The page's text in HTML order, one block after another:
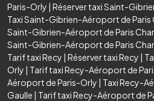
Paris-Orly | Réserver taxi Saint-
Taxi Saint-Gibrien-Aéroport de Paris
Saint-Gibrien-Aéroport de Paris
Saint-Gibrien-Aéroport de Paris
Tarif taxi Recy | Réserver taxi Recy |
Orly | Tarif taxi Recy-Aéroport de
Aéroport de Paris-Orly | Taxi Recy-
Gaulle | Tarif taxi Recy-Aéroport de